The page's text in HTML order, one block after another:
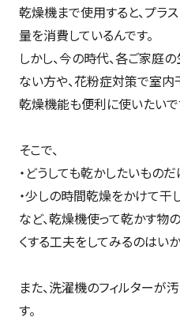
乾燥機まで使用すると、プラ
量を消費しているんです。
しかし、今の時代、各ご家庭
ない方や、花粉症対策で室内
乾燥機能も便利に使いたいで
そこで、
・どうしても乾かしたいもの
・少しの時間乾燥をかけて干
など、乾燥機使って乾かす物
くする工夫をしてみるのはい
また、洗濯機のフィルターが
す。